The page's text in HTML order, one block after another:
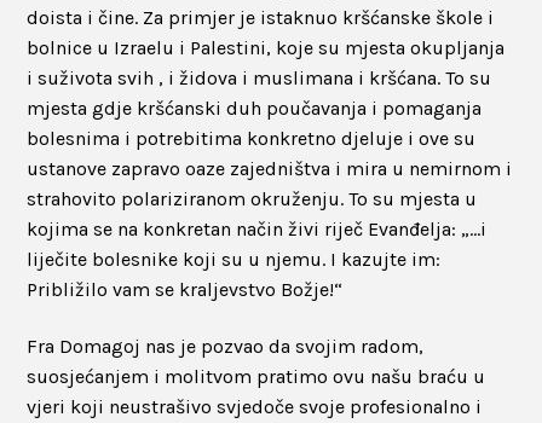
doista i čine. Za primjer je istaknuo kršćanske škole i
bolnice u Izraelu i Palestini, koje su mjesta okupljanja
i suživota svih , i židova i muslimana i kršćana. To su
mjesta gdje kršćanski duh poučavanja i pomaganja
bolesnima i potrebitima konkretno djeluje i ove su
ustanove zapravo oaze zajedništva i mira u nemirnom i
strahovito polariziranom okruženju. To su mjesta u
kojima se na konkretan način živi riječ Evanđelja: „…i
liječite bolesnike koji su u njemu. I kazujte im:
Približilo vam se kraljevstvo Božje!“
Fra Domagoj nas je pozvao da svojim radom,
suosjećanjem i molitvom pratimo ovu našu braću u
vjeri koji neustrašivo svjedoče svoje profesionalno i